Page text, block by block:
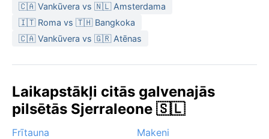
🇨🇦 Vankūvera vs 🇳🇱 Amsterdama
🇮🇹 Roma vs 🇹🇭 Bangkoka
🇨🇦 Vankūvera vs 🇬🇷 Atēnas
Laikapstākļi citās galvenajās
pilsētās Sjerraleone 🇸🇱
Frītauna
Makeni